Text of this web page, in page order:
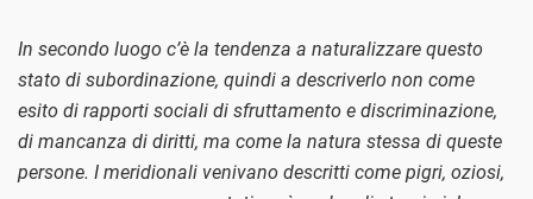
In secondo luogo c’è la tendenza a naturalizzare questo
stato di subordinazione, quindi a descriverlo non come
esito di rapporti sociali di sfruttamento e discriminazione,
di mancanza di diritti, ma come la natura stessa di queste
persone. I meridionali venivano descritti come pigri, oziosi,